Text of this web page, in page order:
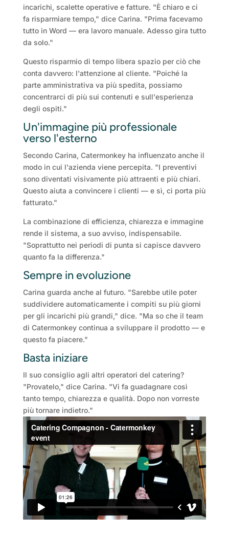
incarichi, scalette operative e fatture. "È chiaro e ci
fa risparmiare tempo," dice Carina. "Prima facevamo
tutto in Word — era lavoro manuale. Adesso gira tutto
da solo."
Questo risparmio di tempo libera spazio per ciò che
conta davvero: l'attenzione al cliente. "Poiché la
parte amministrativa va più spedita, possiamo
concentrarci di più sui contenuti e sull'esperienza
degli ospiti."
Un'immagine più professionale
verso l'esterno
Secondo Carina, Catermonkey ha influenzato anche il
modo in cui l'azienda viene percepita. "I preventivi
sono diventati visivamente più attraenti e più chiari.
Questo aiuta a convincere i clienti — e sì, ci porta più
fatturato."
La combinazione di efficienza, chiarezza e immagine
rende il sistema, a suo avviso, indispensabile.
"Soprattutto nei periodi di punta si capisce davvero
quanto fa la differenza."
Sempre in evoluzione
Carina guarda anche al futuro. "Sarebbe utile poter
suddividere automaticamente i compiti su più giorni
per gli incarichi più grandi," dice. "Ma so che il team
di Catermonkey continua a sviluppare il prodotto — e
questo fa piacere."
Basta iniziare
Il suo consiglio agli altri operatori del catering?
"Provatelo," dice Carina. "Vi fa guadagnare così
tanto tempo, chiarezza e qualità. Dopo non vorreste
più tornare indietro."